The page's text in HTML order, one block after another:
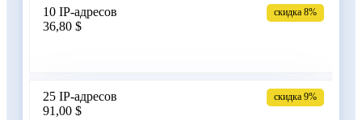
10 IP-адресов
36,80 $
скидка 8%
25 IP-адресов
91,00 $
скидка 9%